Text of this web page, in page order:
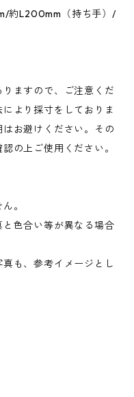
約L200mm（持ち手）/
ますので、ご注意くだ
より採寸をしておりま
お避けください。その
の上ご使用ください。
。
色合い等が異なる場合
も、参考イメージとし